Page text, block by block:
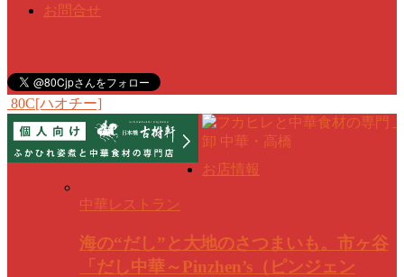
お問合せ
80C[ハオチー]
お店情報
中華レストラン
海の“だし”と大地のさつまいも。市ヶ谷
「だし中華～Pinzhen’s（ピンジェン